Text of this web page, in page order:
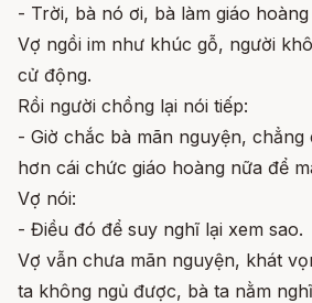
- Trời, bà nó ơi, bà làm giáo
Vợ ngồi im như khúc gỗ, người
cử động.
Rồi người chồng lại nói tiếp:
- Giờ chắc bà mãn nguyện,
hơn cái chức giáo hoàng nữa để
Vợ nói:
- Điều đó để suy nghĩ lại xem sao.
Vợ vẫn chưa mãn nguyện, khát
ta không ngủ được, bà ta nằm